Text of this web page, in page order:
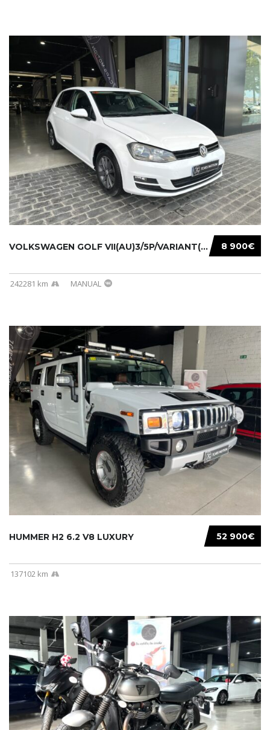
8 900€
VOLKSWAGEN GOLF VII(AU)3/5P/VARIANT(12-16 20...
242281 km MANUAL
52 900€
HUMMER H2 6.2 V8 LUXURY
137102 km